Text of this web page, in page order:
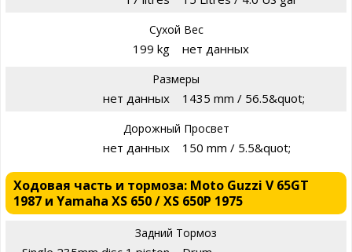
Сухой Вес
199 kg нет данных
Размеры
нет данных 1435 mm / 56.5&quot;
Дорожный Просвет
нет данных 150 mm / 5.5&quot;
Ходовая часть и тормоза: Moto Guzzi V 65GT
1987 и Yamaha XS 650 / XS 650P 1975
Задний Тормоз